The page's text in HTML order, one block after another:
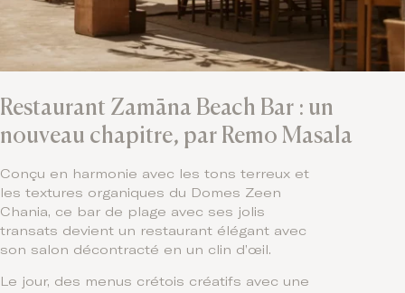
Restaurant Zamāna Beach Bar : un
nouveau chapitre, par Remo Masala
Conçu en harmonie avec les tons terreux et
les textures organiques du Domes Zeen
Chania, ce bar de plage avec ses jolis
transats devient un restaurant élégant avec
son salon décontracté en un clin d’œil.
Le jour, des menus crétois créatifs avec une